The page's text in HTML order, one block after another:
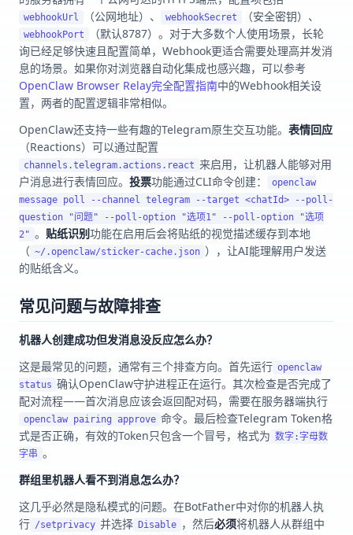
webhookUrl （公网地址）、 webhookSecret （安全密钥）、
webhookPort
（默认8787）。对于大多数个人使用场景，长轮
询已经足够快速且配置简单，Webhook更适合需要处理高并发消
息的场景。如果你对浏览器自动化集成也感兴趣，可以参考
OpenClaw Browser Relay完全配置指南中的Webhook相关设
置，两者的配置逻辑非常相似。
OpenClaw还支持一些有趣的Telegram原生交互功能。 表情回应
（Reactions）可以通过配置
channels.telegram.actions.react 来启用，让机器人能够对用
户消息进行表情回应。 投票功能通过CLI命令创建：
openclaw
message poll --channel telegram --target <chatId> --poll-
question "问题" --poll-option "选项1" --poll-option "选项
2" 。 贴纸识别功能在启用后会将贴纸的视觉描述缓存到本地
（ ~/.openclaw/sticker-cache.json ），让AI能理解用户发送
的贴纸含义。
常见问题与故障排查
机器人创建成功但发消息没反应怎么办？
这是最常见的问题，通常有三个排查方向。首先运行 openclaw
status 确认OpenClaw守护进程正在运行。其次检查是否完成了
配对流程——首次消息应该会返回配对码，需要在服务器端执行
openclaw pairing approve 命令。最后检查Telegram Token格
式是否正确，有效的Token只包含一个冒号，格式为 数字:字母数
字串 。
群组里机器人看不到消息怎么办？
这几乎必然是隐私模式的问题。在BotFather中对你的机器人执
行 /setprivacy 并选择 Disable ，然后必须将机器人从群组中